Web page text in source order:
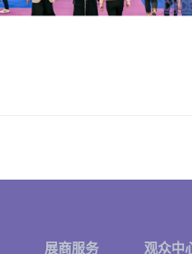
展商服务 观众中